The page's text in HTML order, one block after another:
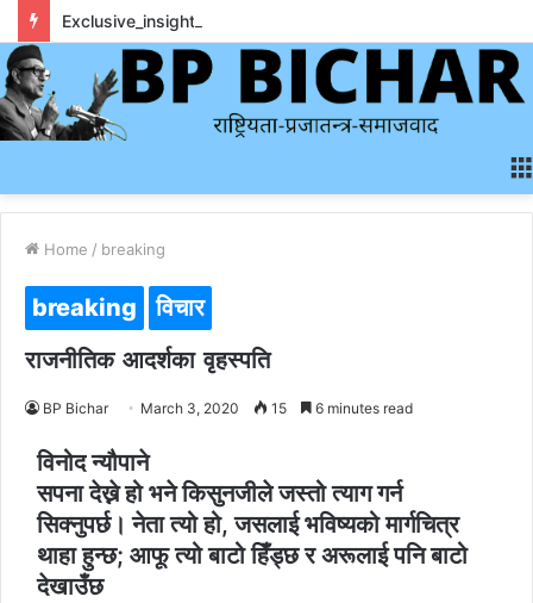
Home / breaking
breaking विचार
राजनीतिक आदर्शका वृहस्पति
BP Bichar March 3, 2020 15 6 minutes read
विनोद न्यौपाने
सपना देख्ने हो भने किसुनजीले जस्तो त्याग गर्न
सिक्नुपर्छ। नेता त्यो हो, जसलाई भविष्यको मार्गचित्र
थाहा हुन्छ; आफू त्यो बाटो हिँड्छ र अरूलाई पनि बाटो
देखाउँछ